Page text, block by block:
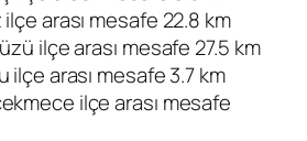
arası mesafe 22.8 km
ilçe arası mesafe 27.5 km
arası mesafe 3.7 km
ilçe arası mesafe